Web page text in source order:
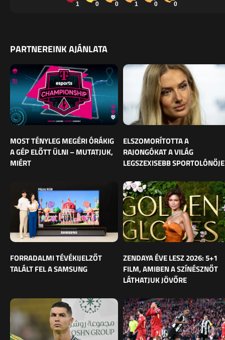
1 0 0 1 0 0
PARTNEREINK AJÁNLATA
MOST TÉNYLEG MEGÉRI ÓRÁKIG
A GÉP ELŐTT ÜLNI – MUTATJUK,
MIÉRT
ELSZOMORÍTOTTA A
RAJONGÓKAT A VILÁG
LEGSZEXISEBB SPORTOLÓNŐJE
FORRADALMI TÉVÉKIJELZŐT
TALÁLT FEL A SAMSUNG
ZENDAYA ÉVE LESZ 2026: 5+1
FILM, AMIBEN A SZÍNÉSZNŐT
LÁTHATJUK JÖVŐRE